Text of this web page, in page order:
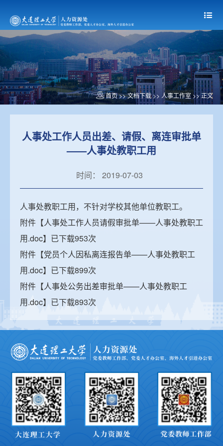
首页>> 文档下载 >> 人事工作室 >> 正文
人事处工作人员出差、请假、离连审批单
——人事处教职工用
时间： 2019-07-03
人事处教职工用，不针对学校其他单位教职工。
附件【人事处工作人员请假审批单——人事处教职工
用.doc】已下载953次
附件【党员个人因私离连报告单——人事处教职工
用.doc】已下载899次
附件【人事处公务出差审批单——人事处教职工
用.doc】已下载893次